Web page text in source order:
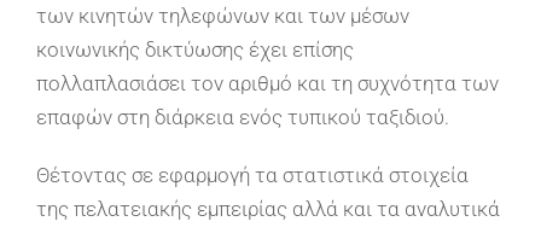
των κινητών τηλεφώνων και των μέσων
κοινωνικής δικτύωσης έχει επίσης
πολλαπλασιάσει τον αριθμό και τη συχνότητα των
επαφών στη διάρκεια ενός τυπικού ταξιδιού.
Θέτοντας σε εφαρμογή τα στατιστικά στοιχεία
της πελατειακής εμπειρίας αλλά και τα αναλυτικά